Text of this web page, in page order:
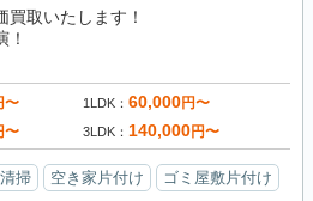
取いたします！
〜 1LDK 60,000円〜
〜 3LDK 140,000円〜
掃 空き家片付け
ゴミ屋敷片付け